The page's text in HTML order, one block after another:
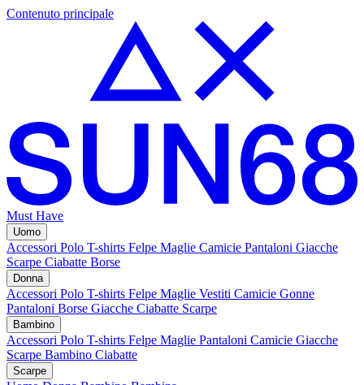
Contenuto principale
Must Have
Uomo
Accessori Polo T-shirts Felpe Maglie Camicie Pantaloni Giacche
Scarpe Ciabatte Borse
Donna
Accessori Polo T-shirts Felpe Maglie Vestiti Camicie Gonne
Pantaloni Borse Giacche Ciabatte Scarpe
Bambino
Accessori Polo T-shirts Felpe Maglie Pantaloni Camicie Giacche
Scarpe Bambino Ciabatte
Scarpe